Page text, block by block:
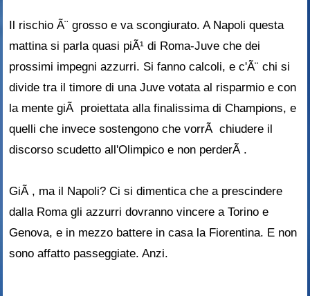
Il rischio Ã¨ grosso e va scongiurato. A Napoli questa
mattina si parla quasi piÃ¹ di Roma-Juve che dei
prossimi impegni azzurri. Si fanno calcoli, e c'Ã¨ chi si
divide tra il timore di una Juve votata al risparmio e con
la mente giÃ proiettata alla finalissima di Champions, e
quelli che invece sostengono che vorrÃ chiudere il
discorso scudetto all'Olimpico e non perderÃ .
GiÃ , ma il Napoli? Ci si dimentica che a prescindere
dalla Roma gli azzurri dovranno vincere a Torino e
Genova, e in mezzo battere in casa la Fiorentina. E non
sono affatto passeggiate. Anzi.